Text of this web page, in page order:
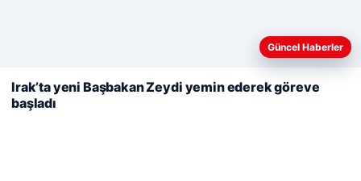
Web sitemizi nasıl kullandığınızı daha iyi anlayabilmek,
kullanıyoruz. Çerez Politikamız
Reddet
Güncel Haberler
Irak’ta yeni Başbakan Zeydi yemin ederek göreve
başladı